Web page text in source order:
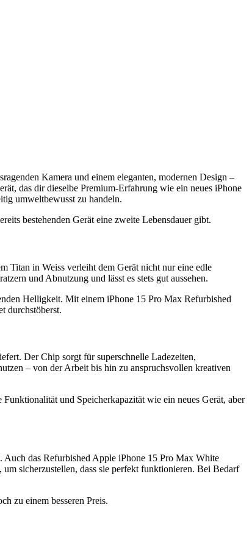
Kamera und einem eleganten, modernen Design –
das dir dieselbe Premium-Erfahrung wie ein neues iPhone
umweltbewusst zu handeln.
bestehenden Gerät eine zweite Lebensdauer gibt.
Titan in Weiss verleiht dem Gerät nicht nur eine edle
und Abnutzung und lässt es stets gut aussehen.
Helligkeit. Mit einem iPhone 15 Pro Max Refurbished
durchstöberst.
Der Chip sorgt für superschnelle Ladezeiten,
– von der Arbeit bis hin zu anspruchsvollen kreativen
und Speicherkapazität wie ein neues Gerät, aber
Auch das Refurbished Apple iPhone 15 Pro Max White
sicherzustellen, dass sie perfekt funktionieren. Bei Bedarf
zu einem besseren Preis.